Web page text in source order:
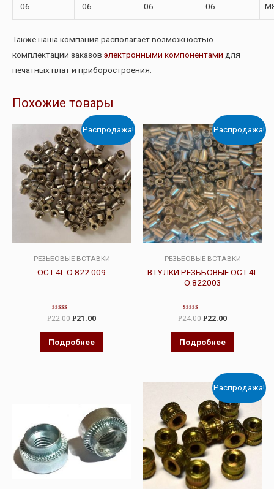
-06 -06 -06 -06
Также наша компания располагает возможностью
комплектации заказов электронными компонентами для
печатных плат и приборостроения.
Похожие товары
Распродажа!
РЕЗЬБОВЫЕ ВСТАВКИ
ОСТ 4Г О.822 009
Оценка
из
Р22.00 Р21.00
Подробнее
Распродажа!
РЕЗЬБОВЫЕ ВСТАВКИ
ВТУЛКИ РЕЗЬБОВЫЕ ОСТ 4Г
О.822003
Оценка
из
Р24.00 Р22.00
Подробнее
Распродажа!